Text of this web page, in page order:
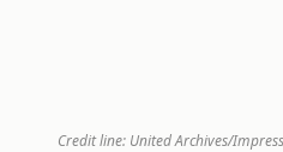
Credit line: United Archives/